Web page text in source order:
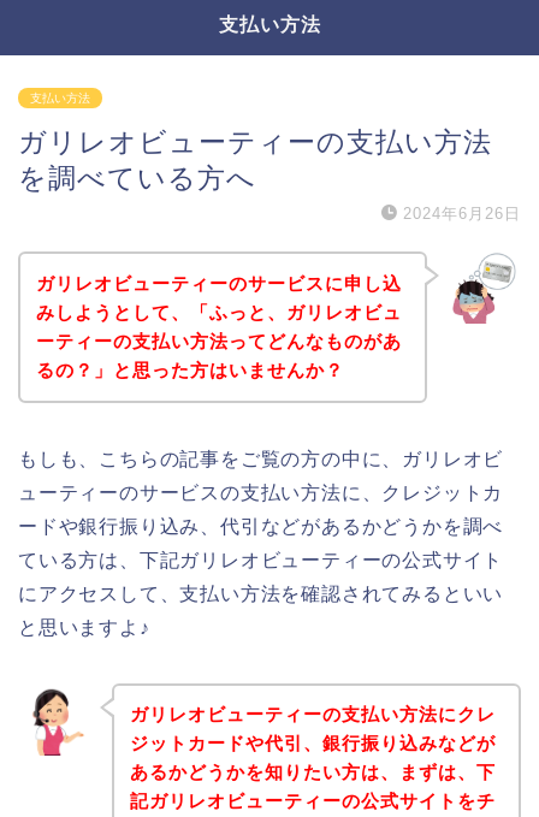
支払い方法
支払い方法
ガリレオビューティーの支払い方法
を調べている方へ
2024年6月26日
ガリレオビューティーのサービスに申し込
みしようとして、「ふっと、ガリレオビュ
ーティーの支払い方法ってどんなものがあ
るの？」と思った方はいませんか？
もしも、こちらの記事をご覧の方の中に、ガリレオビ
ューティーのサービスの支払い方法に、クレジットカ
ードや銀行振り込み、代引などがあるかどうかを調べ
ている方は、下記ガリレオビューティーの公式サイト
にアクセスして、支払い方法を確認されてみるといい
と思いますよ♪
ガリレオビューティーの支払い方法にクレ
ジットカードや代引、銀行振り込みなどが
あるかどうかを知りたい方は、まずは、下
記ガリレオビューティーの公式サイトをチ